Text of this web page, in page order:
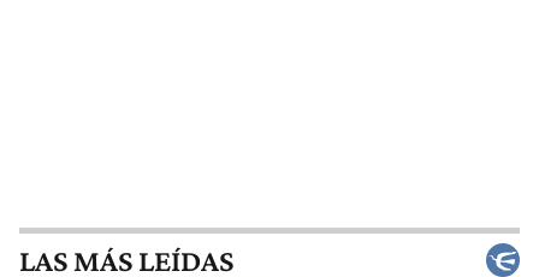
LAS MÁS LEÍDAS